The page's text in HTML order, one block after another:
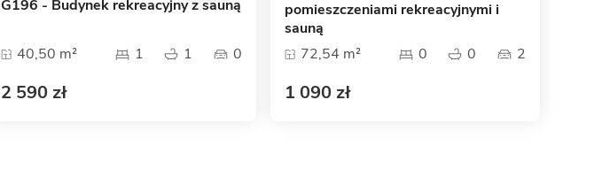
G196 - Budynek rekreacyjny z sauną
40,50 m² 1 1 0
2 590 zł
pomieszczeniami rekreacyjnymi i
sauną
72,54 m²
0 0 2
1 090 zł